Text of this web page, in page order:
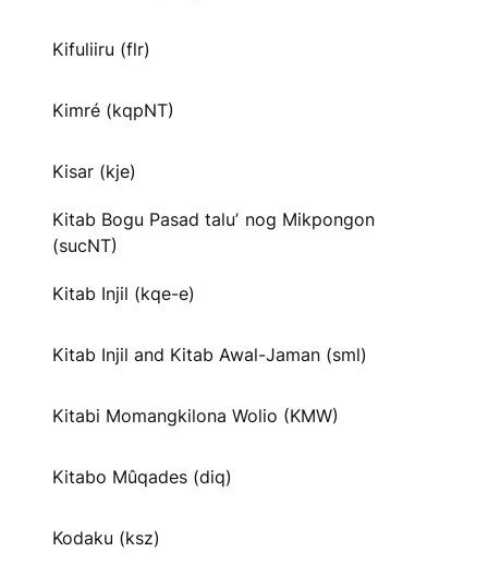
Kifuliiru (flr)
Kimré (kqpNT)
Kisar (kje)
Kitab Bogu Pasad taluʼ nog Mikpongon
(sucNT)
Kitab Injil (kqe-e)
Kitab Injil and Kitab Awal-Jaman (sml)
Kitabi Momangkilona Wolio (KMW)
Kitabo Mûqades (diq)
Kodaku (ksz)